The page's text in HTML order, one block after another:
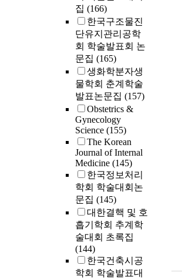
집 (166)
한국구조물진
단유지관리공학
회 학술발표회 논
문집 (165)
생화학분자생
물학회 춘계학술
발표논문집 (157)
Obstetrics &
Gynecology
Science (155)
The Korean
Journal of Internal
Medicine (145)
한국정보처리
학회 학술대회논
문집 (145)
대한결핵 및 호
흡기학회 추계학
술대회 초록집
(144)
한국건축시공
학회 학술발표대